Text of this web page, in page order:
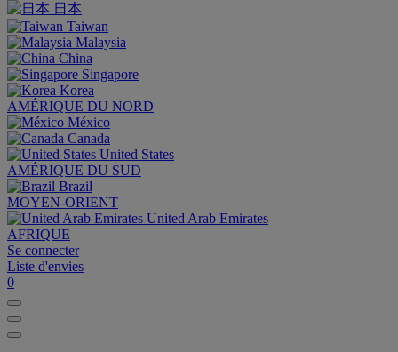
日本
Taiwan
Malaysia
China
Singapore
Korea
AMÉRIQUE DU NORD
México
Canada
United States
AMÉRIQUE DU SUD
Brazil
MOYEN-ORIENT
United Arab Emirates
AFRIQUE
Se connecter
Liste d'envies
0